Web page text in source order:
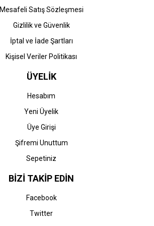
Mesafeli Satış Sözleşmesi
Gizlilik ve Güvenlik
İptal ve İade Şartları
Kişisel Veriler Politikası
ÜYELİK
Hesabım
Yeni Üyelik
Üye Girişi
Şifremi Unuttum
Sepetiniz
BİZİ TAKİP EDİN
Facebook
Twitter